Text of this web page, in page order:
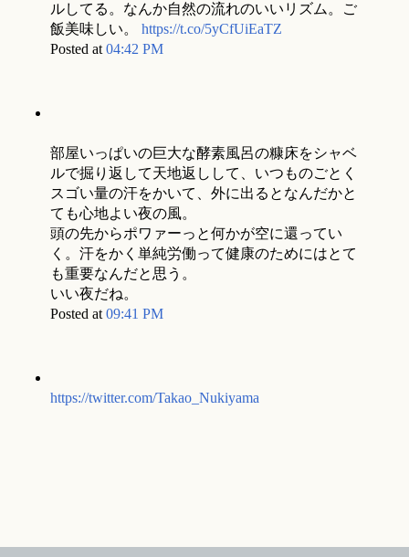
ルしてる。なんか自然の流れのいいリズム。ご
飯美味しい。 https://t.co/5yCfUiEaTZ
Posted at 04:42 PM
部屋いっぱいの巨大な酵素風呂の糠床をシャベ
ルで掘り返して天地返しして、いつものごとく
スゴい量の汗をかいて、外に出るとなんだかと
ても心地よい夜の風。
頭の先からポワァーっと何かが空に還ってい
く。汗をかく単純労働って健康のためにはとて
も重要なんだと思う。
いい夜だね。
Posted at 09:41 PM
https://twitter.com/Takao_Nukiyama